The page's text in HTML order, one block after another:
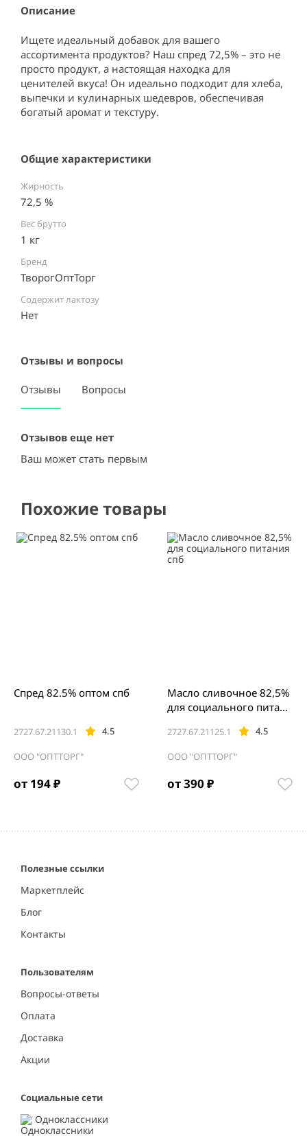
Описание
Ищете идеальный добавок для вашего
ассортимента продуктов? Наш спред 72,5% – это не
просто продукт, а настоящая находка для
ценителей вкуса! Он идеально подходит для хлеба,
выпечки и кулинарных шедевров, обеспечивая
богатый аромат и текстуру.
Общие характеристики
Жирность
72,5 %
Вес брутто
1 кг
Бренд
ТворогОптТорг
Содержит лактозу
Нет ⠀
Отзывы и вопросы
Отзывы Вопросы
Отзывов еще нет
Ваш может стать первым
Похожие товары
от 194 ₽
2727.67.21130.1 4.5
Спред 82.5% оптом спб
ООО "ОПТТОРГ"
от 390 ₽
2727.67.21125.1 4.5
Масло сливочное 82,5%
для социального питани
ООО "ОПТТОРГ"
3
Полезные ссылки
Маркетплейс
Блог
Контакты
Пользователям
Вопросы-ответы
Оплата
Доставка
Акции
Социальные сети
Одноклассники